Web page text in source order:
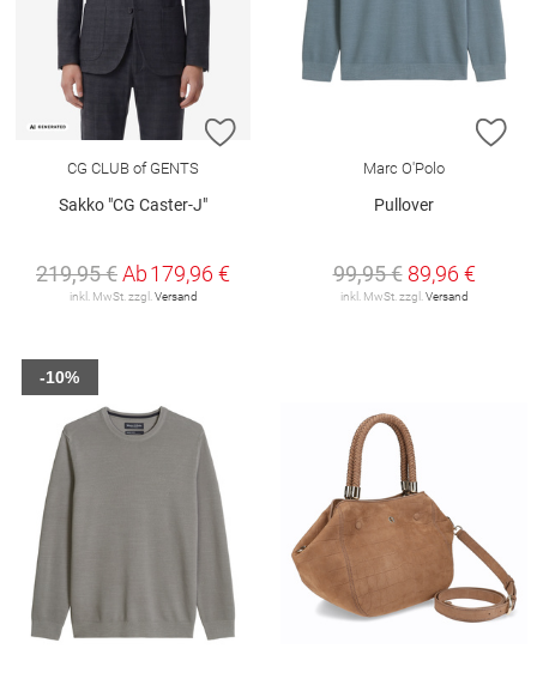
ZUR WUNSCHLISTE HINZUFÜGEN
CG CLUB of GENTS
Sakko "CG Caster-J"
219,95 €Ab179,96 €
inkl. MwSt. zzgl.Versand
Marc O'Polo
Pullover
99,95 € 89,96 €
inkl. MwSt. zzgl.Versand
-10%